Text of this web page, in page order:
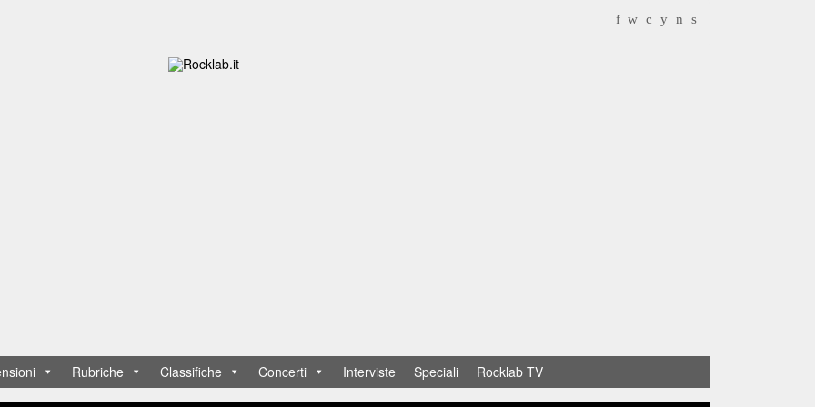
f w c y n s
Rubriche Classifiche Concerti Interviste Speciali Rocklab TV